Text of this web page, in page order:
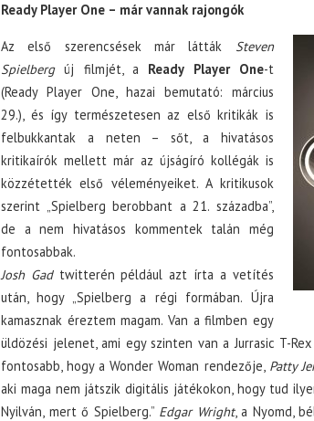
Ready Player One – már vannak rajongók
Az első szerencsések már látták Steven
Spielbergúj filmjét, a Ready Player One-t
(Ready Player One, hazai bemutató: március
29.), és így természetesen az első kritikák is
felbukkantak a neten – sőt, a hivatásos
kritikaírók mellett már az újságíró kollégák is
közzétették első véleményeiket. A kritikusok
szerint „Spielberg berobbant a 21. századba”,
de a nem hivatásos kommentek talán még
fontosabbak.
Josh Gadtwitterén például azt írta a vetítés
után, hogy „Spielberg a régi formában. Újra
kamasznak éreztem magam. Van a filmben egy
üldözési jelenet, ami egy szinten van a Jurrasic T-
fontosabb, hogy a Wonder Woman rendezője, Patty
aki maga nem játszik digitális játékokon, hogy tud
Nyilván, mert ő Spielberg.” Edgar Wright, a Nyomd,